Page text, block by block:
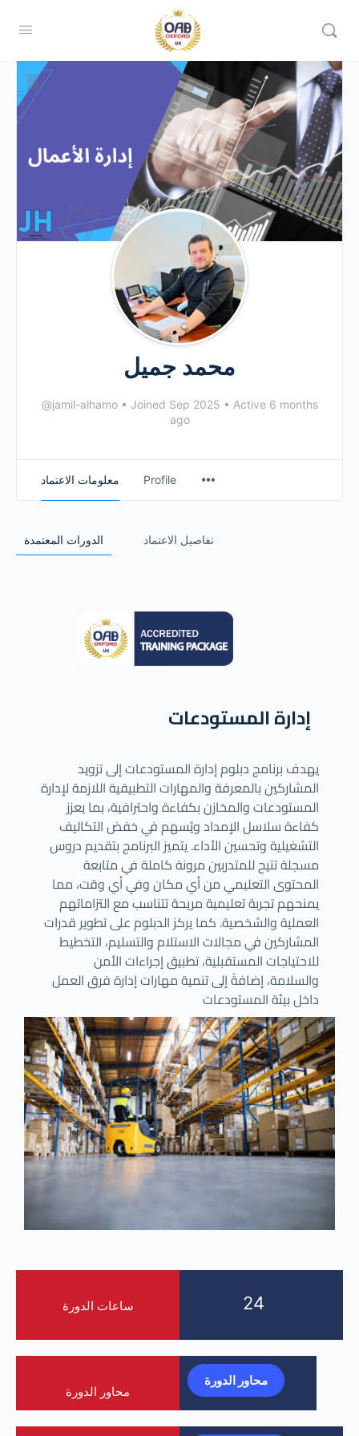
محمد جميل
@jamil-alhamo • Joined Sep 2025 • Active 6 months
ago
معلومات الاعتماد Profile
الدورات المعتمدة تفاصيل الاعتماد
إدارة المستودعات
يهدف برنامج دبلوم إدارة المستودعات إلى تزويد
المشاركين بالمعرفة والمهارات التطبيقية اللازمة لإدارة
المستودعات والمخازن بكفاءة واحترافية، بما يعزز
كفاءة سلاسل الإمداد ويُسهم في خفض التكاليف
التشغيلية وتحسين الأداء. يتميز البرنامج بتقديم دروس
مسجلة تتيح للمتدربين مرونة كاملة في متابعة
المحتوى التعليمي من أي مكان وفي أي وقت، مما
يمنحهم تجربة تعليمية مريحة تتناسب مع التزاماتهم
العملية والشخصية. كما يركز الدبلوم على تطوير قدرات
المشاركين في مجالات الاستلام والتسليم، التخطيط
للاحتياجات المستقبلية، تطبيق إجراءات الأمن
والسلامة، إضافةً إلى تنمية مهارات إدارة فرق العمل
داخل بيئة المستودعات
ساعات الدورة 24
محاور الدورة
محاور الدورة